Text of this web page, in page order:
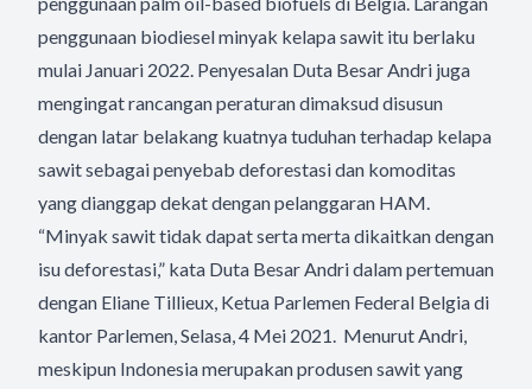
penggunaan biodiesel minyak kelapa sawit itu berlaku
mulai Januari 2022. Penyesalan Duta Besar Andri juga
mengingat rancangan peraturan dimaksud disusun
dengan latar belakang kuatnya tuduhan terhadap kelapa
sawit sebagai penyebab deforestasi dan komoditas
yang dianggap dekat dengan pelanggaran HAM.
“Minyak sawit tidak dapat serta merta dikaitkan dengan
isu deforestasi,” kata Duta Besar Andri dalam pertemuan
dengan Eliane Tillieux, Ketua Parlemen Federal Belgia di
kantor Parlemen, Selasa, 4 Mei 2021. Menurut Andri,
meskipun Indonesia merupakan produsen sawit yang